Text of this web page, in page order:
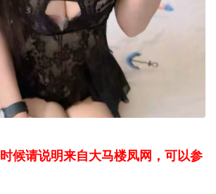
候请说明来自大马楼凤网，可以参